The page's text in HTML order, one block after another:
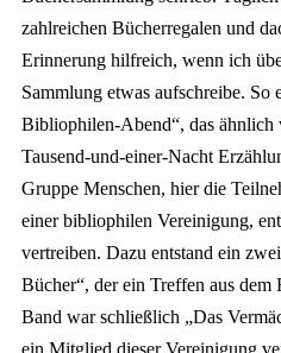
zahlreichen Bücherregalen und
Erinnerung hilfreich, wenn ich
Sammlung etwas aufschreibe. So
Bibliophilen-Abend“, das ähnlich
Tausend-und-einer-Nacht
Gruppe Menschen, hier die
einer bibliophilen Vereinigung,
vertreiben. Dazu entstand ein
Bücher“, der ein Treffen aus
Band war schließlich „Das
ein Mitglied dieser Vereinigung